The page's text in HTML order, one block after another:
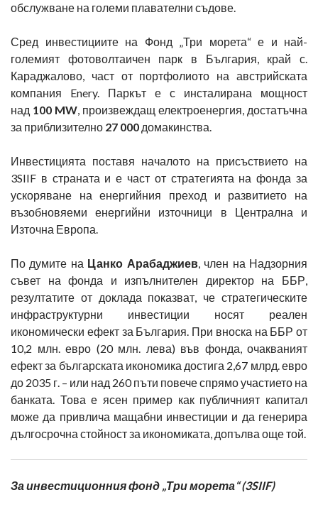
обслужване на големи плавателни съдове.
Сред инвестициите на Фонд „Три морета“ е и най-
големият фотоволтаичен парк в България, край с.
Караджалово, част от портфолиото на австрийската
компания Enery. Паркът е с инсталирана мощност
над 100 MW, произвеждащ електроенергия, достатъчна
за приблизително 27 000 домакинства.
Инвестицията поставя началото на присъствието на
3SIIF в страната и е част от стратегията на фонда за
ускоряване на енергийния преход и развитието на
възобновяеми енергийни източници в Централна и
Източна Европа.
По думите на Цанко Арабаджиев, член на Надзорния
съвет на фонда и изпълнителен директор на ББР,
резултатите от доклада показват, че стратегическите
инфраструктурни инвестиции носят реален
икономически ефект за България. При вноска на ББР от
10,2 млн. евро (20 млн. лева) във фонда, очакваният
ефект за българската икономика достига 2,67 млрд. евро
до 2035 г. – или над 260 пъти повече спрямо участието на
банката. Това е ясен пример как публичният капитал
може да привлича мащабни инвестиции и да генерира
дългосрочна стойност за икономиката, допълва още той.
За инвестиционния фонд „Три морета“ (3SIIF)